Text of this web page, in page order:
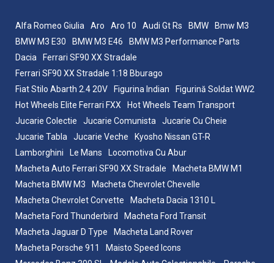
Alfa Romeo Giulia Aro Aro 10 Audi Gt Rs BMW
Bmw M3
BMW M3 E30
BMW M3 E46
BMW M3 Performance Parts
Dacia
Ferrari SF90 XX Stradale
Ferrari SF90 XX Stradale 1:18 Bburago
Fiat Stilo Abarth 2.4 20V
Figurina Indian
Figurină Soldat WW2
Hot Wheels Elite Ferrari FXX
Hot Wheels Team Transport
Jucarie Colectie
Jucarie Comunista
Jucarie Cu Cheie
Jucarie Tabla
Jucarie Veche
Kyosho Nissan GT-R
Lamborghini
Le Mans
Locomotiva Cu Abur
Macheta Auto Ferrari SF90 XX Stradale
Macheta BMW M1
Macheta BMW M3
Macheta Chevrolet Chevelle
Macheta Chevrolet Corvette
Macheta Dacia 1310 L
Macheta Ford Thunderbird
Macheta Ford Transit
Macheta Jaguar D Type
Macheta Land Rover
Macheta Porsche 911
Maisto Speed Icons